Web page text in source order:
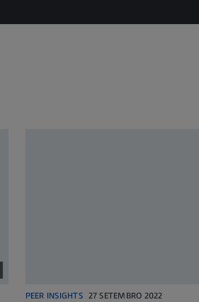
PEER INSIGHTS 27 SETEMBRO 2022